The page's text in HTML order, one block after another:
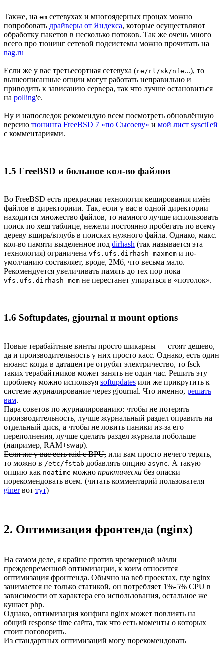
Также, на em сетевухах и многоядерных процах можно
попробовать драйверы от Яндекса, которые осуществляют
обработку пакетов в несколько потоков. Так же очень много
всего про тюнинг сетевой подсистемы можно прочитать на
nag.ru
Если же у вас третьесортная сетевуха (re/rl/sk/nfe...), то
вышеописанные опции могут работать неправильно и
приводить к зависанию сервера, так что лучше остановиться
на polling'e.
Ну и напоследок рекомендую всем посмотреть обновлённую
версию тюнинга FreeBSD 7 «по Сысоеву» и мой лист sysctl'ей
с комментариями.
1.5 FreeBSD и большое кол-во файлов
Во FreeBSD есть прекрасная технология кеширования имён
файлов в директориии. Так, если у вас в одной директории
находится множество файлов, то намного лучше использовать
поиск по хеш таблице, нежели постоянно пробегать по всему
дереву вширь/вглубь в поисках нужного файла. Однако, макс.
кол-во памяти выделенное под dirhash (так называется эта
технология) ограничена vfs.ufs.dirhash_maxmem и по-
умолчанию составляет, вроде, 2Мб, что весьма мало.
Рекомендуется увеличивать память до тех пор пока
vfs.ufs.dirhash_mem не перестанет упираться в «потолок».
1.6 Softupdates, gjournal и mount options
Новые терабайтные винты просто шикарны — стоят дешево,
да и производительность у них просто касс. Однако, есть один
нюанс: когда в датацентре отрубят электричество, то fsck
таких терабайтников может занять не один час. Решить эту
проблему можно используя softupdates или же прикрутить к
системе журналирование через gjournal. Что именно, решать
вам.
Пара советов по журналированию: чтобы не потерять
производительность, лучше журнальный раздел оправить на
отдельный диск, а чтобы не ловить паники из-за его
переполнения, лучше сделать раздел журнала побольше
(например, RAM+swap).
Если же у вас есть raid с BPU, или вам просто нечего терять,
то можно в /etc/fstab добавлять опцию async. А такую
опцию как noatime можно практически без опаски
порекомендовать всем. (читать комментарий пользователя
ginerвот тут)
2. Оптимизация фронтенда (nginx)
На самом деле, я крайне против чрезмерной и/или
преждевременной оптимизации, к коим относится
оптимизация фронтенда. Обычно на веб проектах, где nginx
занимается не только статикой, он потребляет 1%-5% CPU в
зависимости от характера его использования, остальное же
кушает php.
Однако, оптимизация конфига nginx может повлиять на
общий response time сайта, так что есть моменты о которых
стоит поговорить.
Из стандартных оптимизаций могу порекомендовать